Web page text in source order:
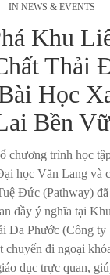
IN NEWS & EVENTS
Khu
Thải
Học
Bền
chương trình học
học Văn Lang và
Đức (Pathway)
đầy ý nghĩa tại
Đa Phước (Công
chuyến đi ngoại
dục trực quan,